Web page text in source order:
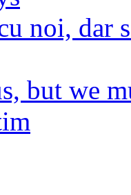
noi, dar
but we